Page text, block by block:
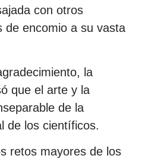
con otros
de encomio a su vasta
la
que el arte y la
de la
de los científicos.
retos mayores de los